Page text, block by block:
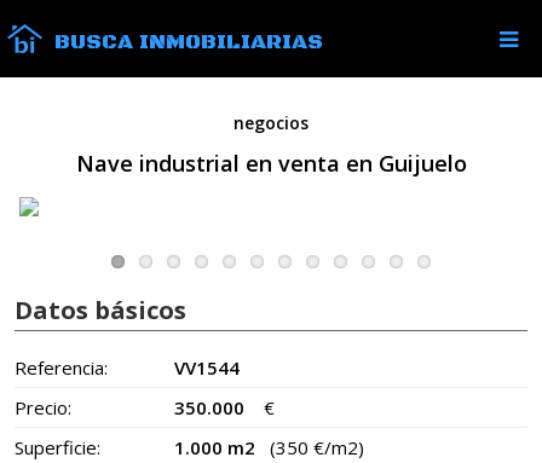
BUSCA INMOBILIARIAS
negocios
Nave industrial en venta en Guijuelo
Datos básicos
Referencia:
VV1544
Precio:
350.000
€
Superficie:
1.000 m2
(350 €/m2)